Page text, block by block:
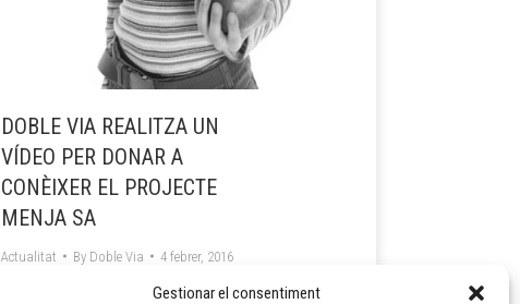
Gestionar el consentiment
DOBLE VIA REALITZA UN
VÍDEO PER DONAR A
CONÈIXER EL PROJECTE
MENJA SA
Actualitat By Doble Via 4 febrer, 2016
Amb els nostres serveis de menjadors